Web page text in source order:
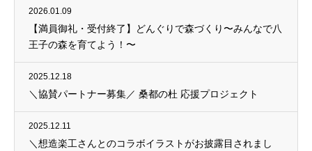
2026.01.09
【満員御礼・受付終了】どんぐりで森づくり〜みんなで八
王子の森を育てよう！〜
2025.12.18
＼協賛パートナー募集／ 桑都の杜 応援プロジェクト
2025.12.11
＼想造楽工さんとのコラボイラストがお披露目されまし